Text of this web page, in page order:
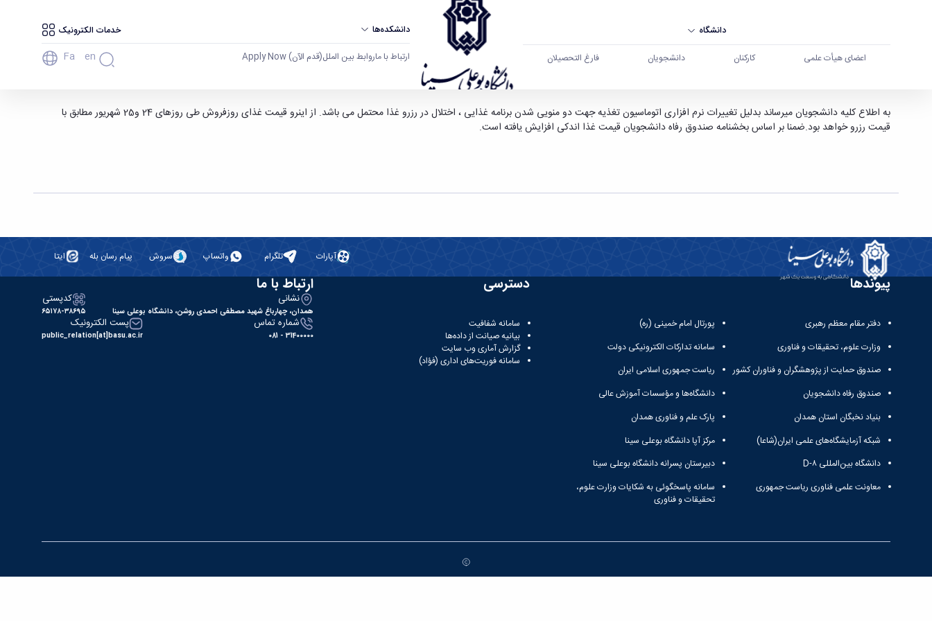
دانشگاه
اعضای هیأت علمی کارکنان دانشجویان فارغ التحصیلان
دانشکده‌ها خدمات الکترونیک
ارتباط با ماروابط بین الملل(قدم الآن) Apply Now Fa En
آغاز بکار رستوران مرکزی از تاریخ 97/6/24 - دانشگاه بوعلی سینا همدان
به اطلاع کلیه دانشجویان میرساند بدلیل تغییرات نرم افزاری اتوماسیون تغذیه جهت دو منویی شدن برنامه غذایی ، اختلال در رزرو غذا محتمل می باشد. از اینرو قیمت غذای روزفروش طی روزهای 24 و25 شهریور مطابق با
قیمت رزرو خواهد بود.ضمنا بر اساس بخشنامه صندوق رفاه دانشجویان قیمت غذا اندکی افزایش یافته است.
آپارات تلگرام واتساپ سروش پیام رسان بله ایتا
پیوندها
دفتر مقام معظم رهبری
وزارت علوم، تحقیقات و فناوری
صندوق حمایت از پژوهشگران و فناوران کشور
صندوق رفاه دانشجویان
بنیاد نخبگان استان همدان
شبکه آزمایشگاه‌های علمی ایران(شاعا)
دانشگاه بین‌المللی D-۸
معاونت علمی فناوری ریاست جمهوری
پورتال امام خمینی (ره)
سامانه تدارکات الکترونیکی دولت
ریاست جمهوری اسلامی ایران
دانشگاه‌ها و مؤسسات آموزش عالی
پارک علم و فناوری همدان
مرکز آپا دانشگاه بوعلی سینا
دبیرستان پسرانه دانشگاه بوعلی سینا
سامانه پاسخگوئی به شکایات وزارت علوم،
تحقیقات و فناوری
دسترسی
سامانه شفافیت
بیانیه صیانت از داده‌ها
گزارش آماری وب‌ سایت
سامانه فوریت‌های اداری (فؤاد)
ارتباط با ما
نشانی
همدان، چهارباغ شهید مصطفی احمدی روشن، دانشگاه بوعلی سینا
کدپستی
۶۵۱۷۸-۳۸۶۹۵
شماره تماس
31400000 - 081
پست الکترونیک
public_relation[at]basu.ac.ir